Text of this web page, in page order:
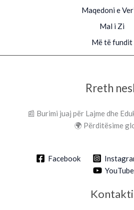
Maqedoni e
Mal i Zi
Më të fundit
Rreth
📰 Burimi juaj për Lajme dhe
🌍 Përditësime
Facebook
YouTube
Kontakti